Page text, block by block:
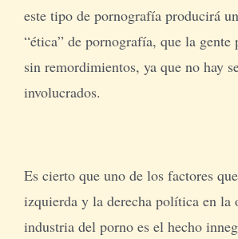
este tipo de pornografía producirá
“ética” de pornografía, que la gente
sin remordimientos, ya que no hay
involucrados.
Es cierto que uno de los factores
izquierda y la derecha política en la
industria del porno es el hecho